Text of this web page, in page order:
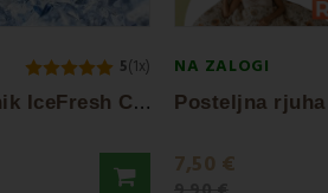
5(1x)
H
ladilni vzglavnik IceFresh Comfort 35x45...
NA ZALOGI
7,50 €